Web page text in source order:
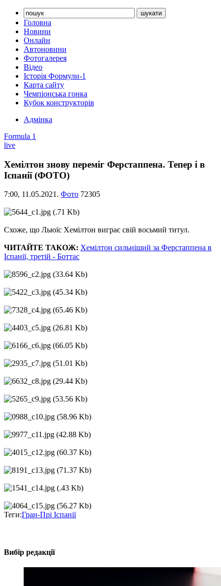
Головна
Новини
Онлайн
Автоновини
Фотогалерея
Відео
Історія Формули-1
Карта сайту
Чемпіонська гонка
Кубок конструкторів
Адмінка
Formula 1
live
Хемілтон знову переміг Ферстаппена. Тепер і в
Іспанії (ФОТО)
7:00, 11.05.2021. Фото 72305
Схоже, що Льюїс Хемілтон виграє свій восьмий титул.
ЧИТАЙТЕ ТАКОЖ: Хемілтон сильніший за Ферстаппена в
Іспанії, третій - Боттас
Теги:Гран-Прі Іспанії
Вибір редакції